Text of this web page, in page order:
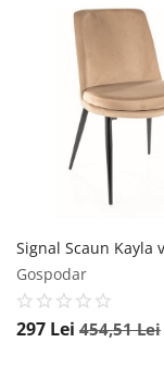
Gospodar
297 Lei 454,51Lei